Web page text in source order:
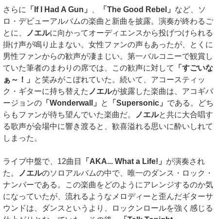
さらに 「If I Had A Gun」 、 「The Good Rebel」 など、ソ
ロ・デビューアルバムの楽曲と新曲を披露。演奏が終わるご
とに、
ノエルに向かってオーディエンスから投げつけられる
掛け声が鳴り止まない。女性ファンの声もあったが、とくに
男性ファンからの歓声が凄まじい。第一バルコニーで観賞し
ていた筆者のまわりの席では、この歓声に対して
「すごいな
ぁ～！」
と笑みがこぼれていた。続いて、アコースティッ
ク・ギターに持ち替えた ノエルが披露した楽曲は、アコギバ
ージョンの 「Wonderwall」 と 「Supersonic」 である。どち
らもファンが待ち望んでいた楽曲だ。
ノエルと共に大合唱す
る歌声が会場中に響き渡ると、歓喜溢れる思いに酔いしれて
しまった。
ライブ中盤で、12曲目 「AKA... What a Life!」 が演奏され
た。
ノエルのソロアルバムの中で、唯一のダンス・ロック・
ナンバーである。この楽曲をどのようにアレンジするのか気
になっていたが、流れるようなメロディーと歪んだギターサ
ウンドは、ダンスというより、ロックンロールを強く感じる